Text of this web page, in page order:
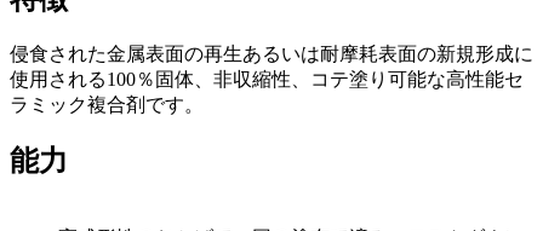
侵食された金属表面の再生あるいは耐摩耗表面の新規形成に
使用される100％固体、非収縮性、コテ塗り可能な高性能セ
ラミック複合剤です。
能力